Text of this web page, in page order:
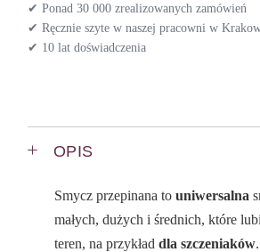
✔ Ponad 30 000 zrealizowanych zamówień
✔ Ręcznie szyte w naszej pracowni w
✔ 10 lat doświadczenia
OPIS
Smycz przepinana to uniwersalna
małych, dużych i średnich, które
teren, na przykładdla szczeniaków